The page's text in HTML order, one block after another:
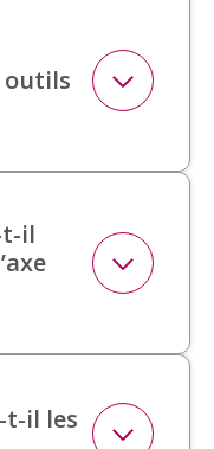
outils
t-il
t-il les